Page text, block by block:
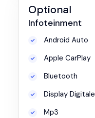
Optional
Infoteinment
Android Auto
Apple CarPlay
Bluetooth
Display Digitale
Mp3